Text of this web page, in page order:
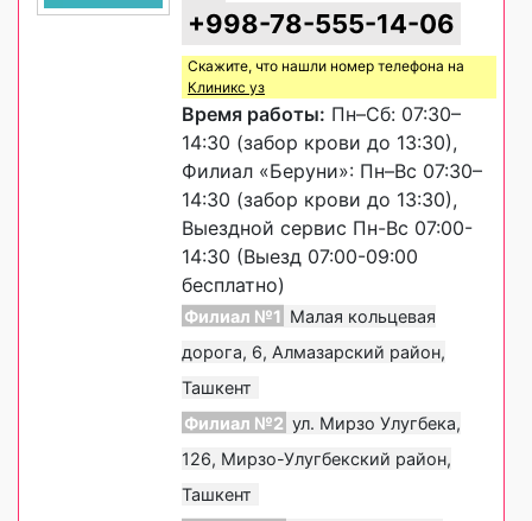
+998-78-555-14-06
Скажите, что нашли номер телефона на
Клиникс уз
Время работы: Пн–Сб: 07:30–
14:30 (забор крови до 13:30),
Филиал «Беруни»: Пн–Вс 07:30–
14:30 (забор крови до 13:30),
Выездной сервис Пн-Вс 07:00-
14:30 (Выезд 07:00-09:00
бесплатно)
Филиал №1 Малая кольцевая
дорога, 6, Алмазарский район,
Ташкент
Филиал №2 ул. Мирзо Улугбека,
126, Мирзо-Улугбекский район,
Ташкент